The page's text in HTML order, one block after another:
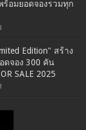
ร้อมยอดจองรวมทุก
Edition" สร้าง
ดจอง 300 คัน
SALE 2025